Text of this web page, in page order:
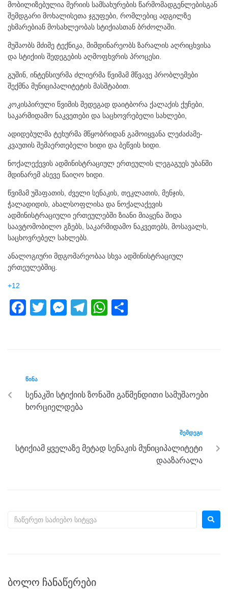
მობილიზებულია მერიის სამსახურების წარმომადგენლებისგან
შემდგარი მოხალისეთა ჯგუფები, რომლებიც ადგილზე
ეხმარებიან მოსახლეობას სტიქიასთან ბრძოლაში.
მუშაობს მძიმე ტექნიკა, მიმდინარეობს ზარალის აღრიცხვისა
და სტიქიის შედეგების აღმოფხვრის პროცესი.
გუშინ, ინტენსიურმა ძლიერმა წვიმამ მწვავე პრობლემები
შექმნა მუნიციპალიტეტის მასშტაბით.
კოკისპირული წვიმის შედეგად დაიტბორა ქალაქის ქუჩები,
საკარმიდამო ნაკვეთები და საცხოვრებელი სახლები,
ადიდებულმა ტეხურმა მწყობრიდან გამოიყვანა ლეძაძამე-
კვაუთის შემაერთებელი ხიდი და ბეწვის ხიდი.
ნოქალექევის ადმინისტრაციულ ერთეულის ლეგაგუეს უბანში
მდინარემ ასევე წაიღო ხიდი.
წვიმამ უშაფათის, ძველი სენაკის, თეკლათის, მენჯის,
ჭალადიდის, ახალსოფლისა და ნოქალაქევის
ადმინისტრაციული ერთეულებში ზიანი მიაყენა შიდა
საავტომობილო გზებს, საკარმიდამო ნაკვეთებს, მოსავალს,
საცხოვრებელ სახლებს.
ანალოგიური მდგომარეობაა სხვა ადმინისტრაციულ
ერთეულებშიც.
+12
F
b
o
o
T
M
g
er
T
m
W
p
ᲬᲘᲜᲐ
სენაკში სტიქიის ზონაში გაწმენდითი სამუშაოები
ხორციელდება
ᲨᲔᲛᲓᲔᲒᲘ
სტიქიამ ყველაზე მეტად სენაკის მუნიციპალიტეტი
დააზარალა
ᲑᲝᲚᲝ ᲩᲐᲜᲐᲬᲔᲠᲔᲑᲘ